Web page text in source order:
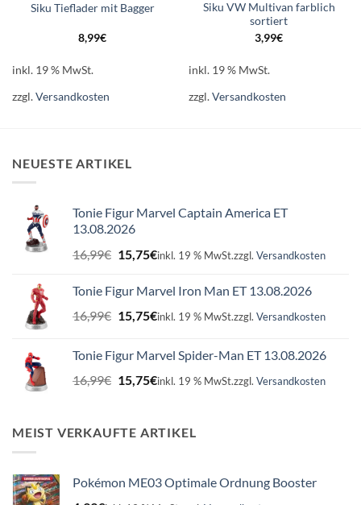
Siku Tieflader mit Bagger
8,99€
inkl. 19 % MwSt.
zzgl.Versandkosten
Siku VW Multivan farblich
sortiert
3,99€
inkl. 19 % MwSt.
zzgl.Versandkosten
NEUESTE ARTIKEL
Tonie Figur Marvel Captain America ET
13.08.2026
16,99€ Ursprünglicher
Preis
16,99€
15,75€Aktueller
15,75€.
inkl. 19 % MwSt.zzgl. Versandkosten
Tonie Figur Marvel Iron Man ET 13.08.2026
16,99€ Ursprünglicher
Preis
16,99€
15,75€Aktueller
15,75€.
inkl. 19 % MwSt.zzgl. Versandkosten
Tonie Figur Marvel Spider-Man ET 13.08.2026
16,99€ Ursprünglicher
Preis
16,99€
15,75€Aktueller
15,75€.
inkl. 19 % MwSt.zzgl. Versandkosten
MEIST VERKAUFTE ARTIKEL
Pokémon ME03 Optimale Ordnung Booster